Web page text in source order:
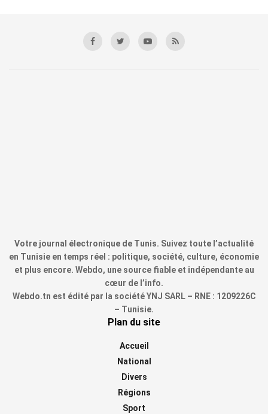
Votre journal électronique de Tunis. Suivez toute l’actualité
en Tunisie en temps réel : politique, société, culture, économie
et plus encore. Webdo, une source fiable et indépendante au
cœur de l’info.
Webdo.tn est édité par la société YNJ SARL – RNE : 1209226C
– Tunisie.
Plan du site
Accueil
National
Divers
Régions
Sport